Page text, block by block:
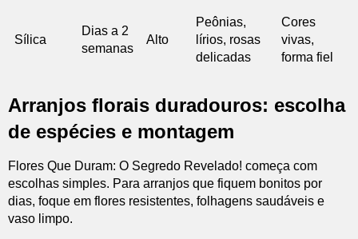
Sílica
Dias a 2
semanas
Alto
Peônias,
lírios, rosas
delicadas
Cores
vivas,
forma fiel
Arranjos florais duradouros: escolha
de espécies e montagem
Flores Que Duram: O Segredo Revelado! começa com
escolhas simples. Para arranjos que fiquem bonitos por
dias, foque em flores resistentes, folhagens saudáveis e
vaso limpo.